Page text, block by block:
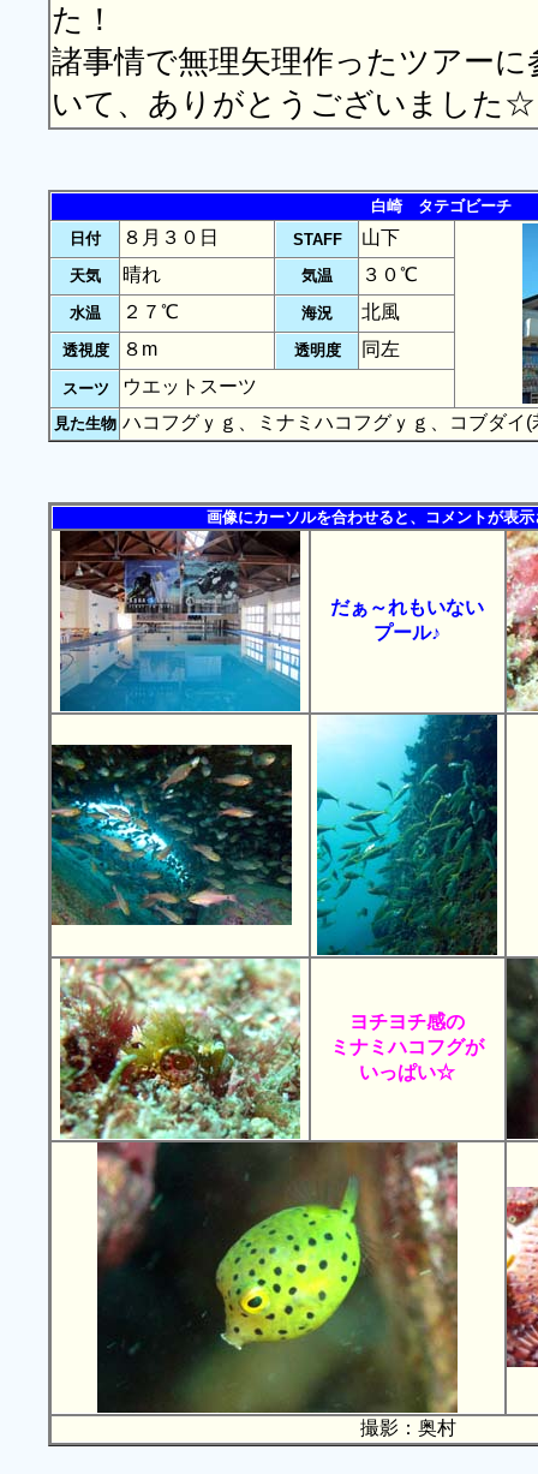
た！
諸事情で無理矢理作ったツアー
いて、ありがとうございました☆
白崎 タテゴビーチ
日付
８月３０日 STAFF 山下
天気 晴れ 気温 ３０℃
水温 ２７℃ 海況 北風
透視度 ８m 透明度 同左
スーツ ウエットスーツ
見た生物 ハコフグｙｇ、ミナミハコフグｙｇ、コブダイ
画像にカーソルを合わせると、コメントが表
だぁ～れもいない
プール♪
ヨチヨチ感の
ミナミハコフグが
いっぱい☆
撮影：奥村